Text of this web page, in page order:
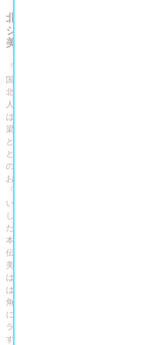
北宋美術の名品がずらり！歌
シリーズ全74図が一堂に！
美術、幽玄の世界も味わえる
『水滸伝』は、『三国志演義』、『
国四大奇書の一つで、明時代に成立
北宋時代末期、国政への不満を抱い
人が梁山泊という要塞に集い、革命
は史実ではありませんが、『宋史』
梁山泊（実際に山東省西部に存在し
という記録があり、この宋江反乱の
とみられています。『水滸伝』の構
の17世紀に70回本が成立し、日本へ
おいても爆発的な人気を得ました。
『新編水滸画伝』を出版したほか、
いえる『南総里見八犬伝』等を著す
した。歌川国芳が大胆な構図と美麗
た浮世絵は今なお新鮮な魅力を放って
本展は『水滸伝』の物語をつぶさに
伝』に導かれながら北宋～清の中国
美術を広く展観するものです。これ
は、版本や国芳の浮世絵にフォーカ
は中国美術を含む多彩な作品や資料
角的に提示することで、その魅力を
にない試みです。『水滸伝』は現代
ラマ、漫画、ゲーム等の各メディア
す。同書をきっかけとして広い世代